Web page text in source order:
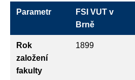
Parametr
FSI VUT v
Brně
Rok
založení
fakulty
1899